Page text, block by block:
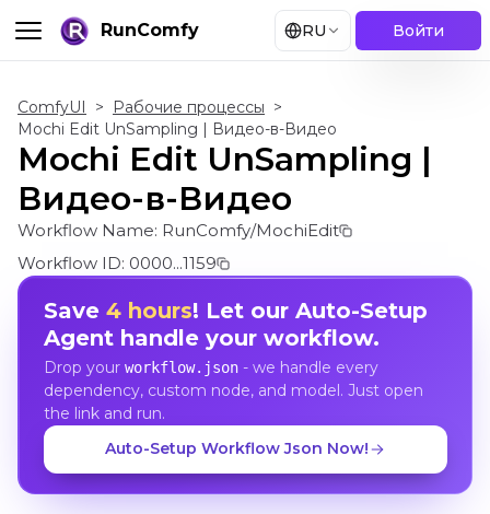
RunComfy RU Войти
ComfyUI > Рабочие процессы >
Mochi Edit UnSampling | Видео-в-Видео
Mochi Edit UnSampling |
Видео-в-Видео
Workflow Name: RunComfy/MochiEdit
Workflow ID: 0000...1159
Save 4 hours! Let our Auto-Setup
Agent handle your workflow.
Drop your workflow.json- we handle every
dependency, custom node, and model. Just open
the link and run.
Auto-Setup Workflow Json Now!